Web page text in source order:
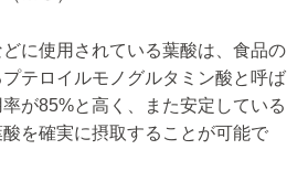
に使用されている葉酸は、食品の
テロイルモノグルタミン酸と呼ば
が85%と高く、また安定している
を確実に摂取することが可能で